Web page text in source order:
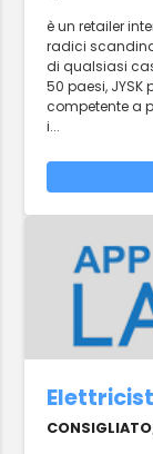
è un retailer
radici
di qualsiasi
50 paesi, JYSK
competente a
i...
CONSIGLIATO